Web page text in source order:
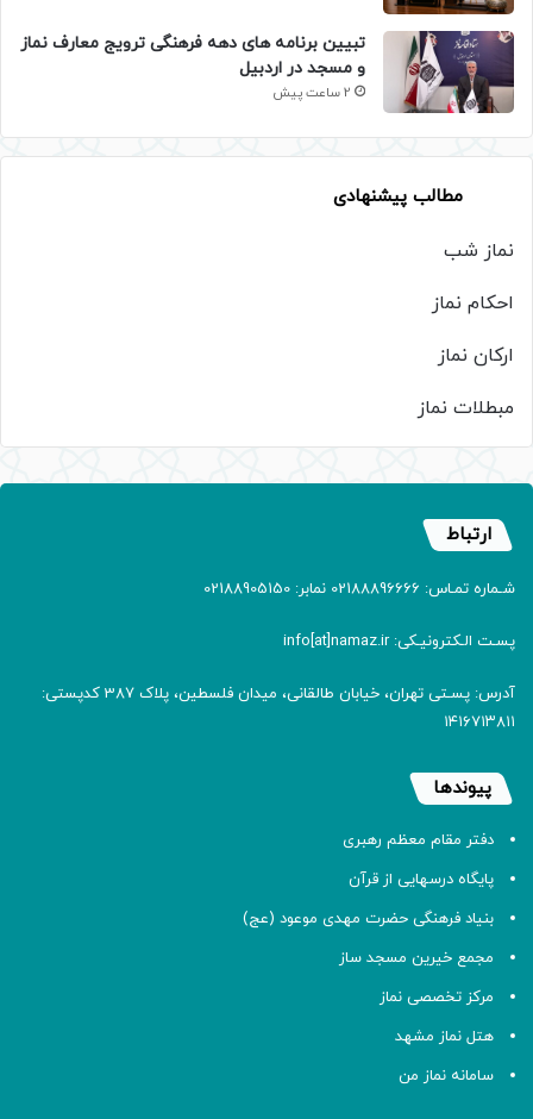
تبیین برنامه های دهه فرهنگی ترویج معارف نماز
و مسجد در اردبیل
2 ساعت پیش
مطالب پیشنهادی
نماز شب
احکام نماز
ارکان نماز
مبطلات نماز
ارتباط
شـماره تمـاس: 02188896666 نمابر: 02188905150
پسـت الـکترونیـکی: info[at]namaz.ir
آدرس: پسـتی تهران، خیابان طالقانی، میدان فلسطین، پلاک 387 کدپستی:
۱۴۱۶۷۱۳۸۱۱
پیوندها
دفتر مقام معظم رهبری
پایگاه درسهایی از قرآن
بنیاد فرهنگی حضرت مهدی موعود (عج)
مجمع خیرین مسجد ساز
مرکز تخصصی نماز
هتل نماز مشهد
سامانه نماز من